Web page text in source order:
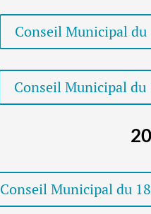
Conseil Municipal
Conseil Municipal
Conseil Municipal du